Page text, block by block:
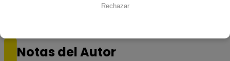
Notas del Autor
Rechazar